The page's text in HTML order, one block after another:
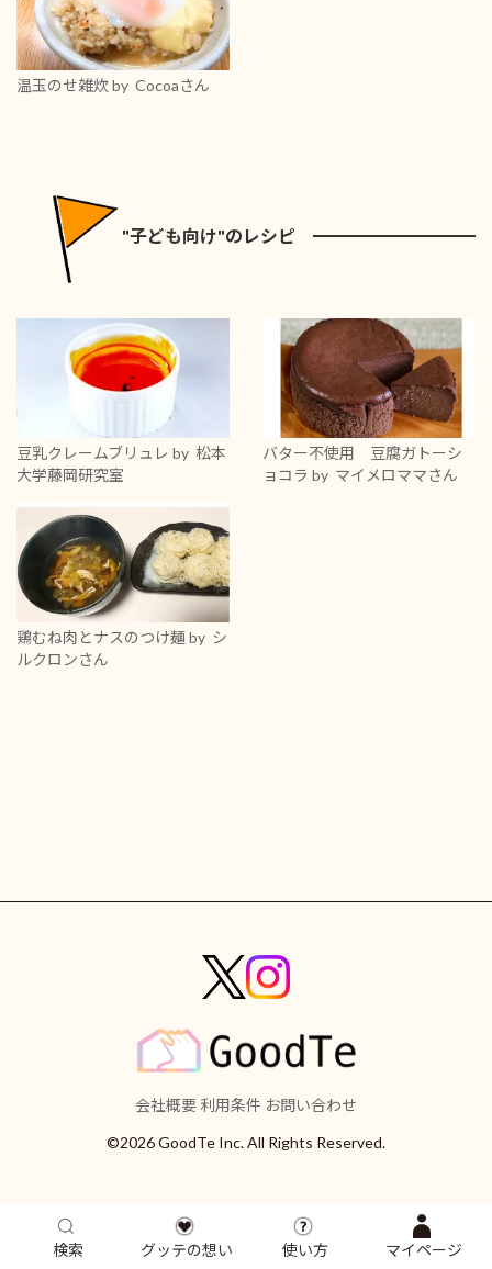
検索 グッテの想い 使い方 マイページ
温玉のせ雑炊by Cocoaさん
"子ども向け"のレシピ
豆乳クレームブリュレ by 松本
大学藤岡研究室
バター不使用 豆腐ガトーシ
ョコラ by マイメロママさん
鶏むね肉とナスのつけ麺by シ
ルクロンさん
会社概要 利用条件 お問い合わせ
©2026 GoodTe Inc. All Rights Reserved.